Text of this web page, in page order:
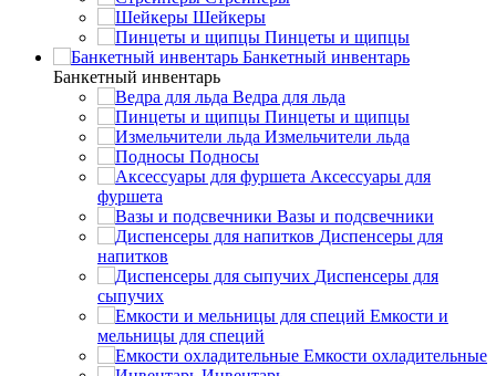
Шейкеры
Пинцеты и щипцы
Банкетный инвентарь
Банкетный инвентарь
Ведра для льда
Пинцеты и щипцы
Измельчители льда
Подносы
Аксессуары для
фуршета
Вазы и подсвечники
Диспенсеры для
напитков
Диспенсеры для
сыпучих
Емкости и
мельницы для специй
Емкости охладительные